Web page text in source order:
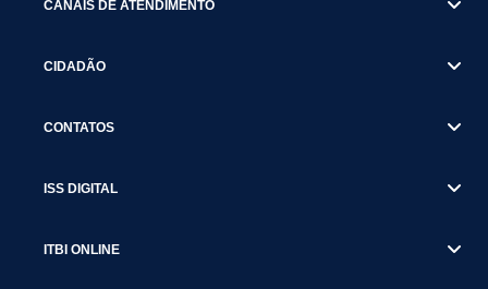
CANAIS DE ATENDIMENTO
CIDADÃO
CONTATOS
ISS DIGITAL
ITBI ONLINE